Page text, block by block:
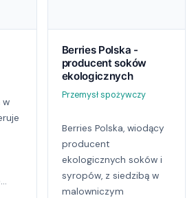
w
Berries Polska -
producent soków
ekologicznych
Przemysł spożywczy
Berries Polska, wiodący
producent
ekologicznych soków i
syropów, z siedzibą w
malowniczym